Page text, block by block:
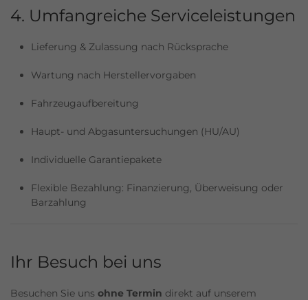
4. Umfangreiche Serviceleistungen
Lieferung & Zulassung nach Rücksprache
Wartung nach Herstellervorgaben
Fahrzeugaufbereitung
Haupt- und Abgasuntersuchungen (HU/AU)
Individuelle Garantiepakete
Flexible Bezahlung: Finanzierung, Überweisung oder
Barzahlung
Ihr Besuch bei uns
Besuchen Sie uns ohne Termin direkt auf unserem